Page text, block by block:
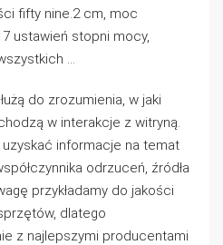
fifty nine.2 cm, moc
ustawień stopni mocy,
…
do zrozumienia, w jaki
w interakcje z witryną.
informacje na temat
odrzuceń, źródła
przykładamy do jakości
dlatego
z najlepszymi producentami